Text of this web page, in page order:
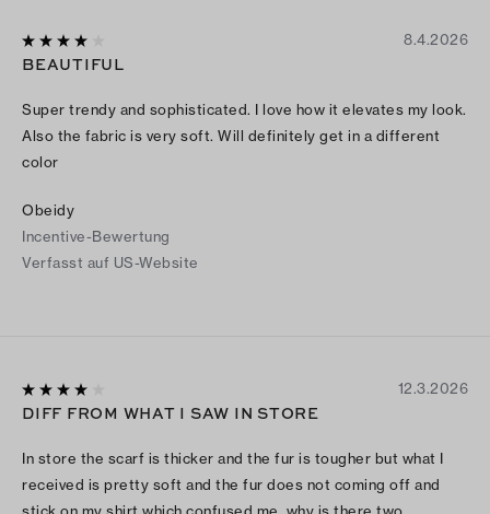
8.4.2026
BEAUTIFUL
Super trendy and sophisticated. I love how it elevates my look.
Also the fabric is very soft. Will definitely get in a different
color
Obeidy
Incentive-Bewertung
Verfasst auf US-Website
12.3.2026
DIFF FROM WHAT I SAW IN STORE
In store the scarf is thicker and the fur is tougher but what I
received is pretty soft and the fur does not coming off and